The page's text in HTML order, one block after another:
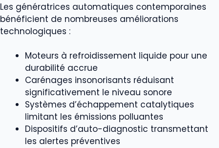
Les génératrices automatiques contemporaines
bénéficient de nombreuses améliorations
technologiques :
Moteurs à refroidissement liquide pour une
durabilité accrue
Carénages insonorisants réduisant
significativement le niveau sonore
Systèmes d’échappement catalytiques
limitant les émissions polluantes
Dispositifs d’auto-diagnostic transmettant
les alertes préventives